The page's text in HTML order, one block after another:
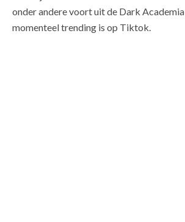
onder andere voort uit de Dark Academia
momenteel trending is op Tiktok.